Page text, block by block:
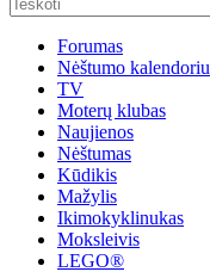
Forumas
Nėštumo
TV
Moterų klubas
Naujienos
Nėštumas
Kūdikis
Mažylis
Ikimokyklinukas
Moksleivis
LEGO®